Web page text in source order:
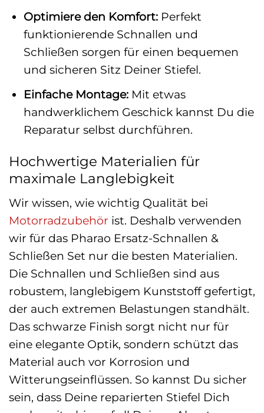
Optimiere den Komfort:Perfekt
funktionierende Schnallen und
Schließen sorgen für einen bequemen
und sicheren Sitz Deiner Stiefel.
Einfache Montage:Mit etwas
handwerklichem Geschick kannst Du die
Reparatur selbst durchführen.
Hochwertige Materialien für
maximale Langlebigkeit
Wir wissen, wie wichtig Qualität bei
Motorradzubehör ist. Deshalb verwenden
wir für das Pharao Ersatz-Schnallen &
Schließen Set nur die besten Materialien.
Die Schnallen und Schließen sind aus
robustem, langlebigem Kunststoff gefertigt,
der auch extremen Belastungen standhält.
Das schwarze Finish sorgt nicht nur für
eine elegante Optik, sondern schützt das
Material auch vor Korrosion und
Witterungseinflüssen. So kannst Du sicher
sein, dass Deine reparierten Stiefel Dich